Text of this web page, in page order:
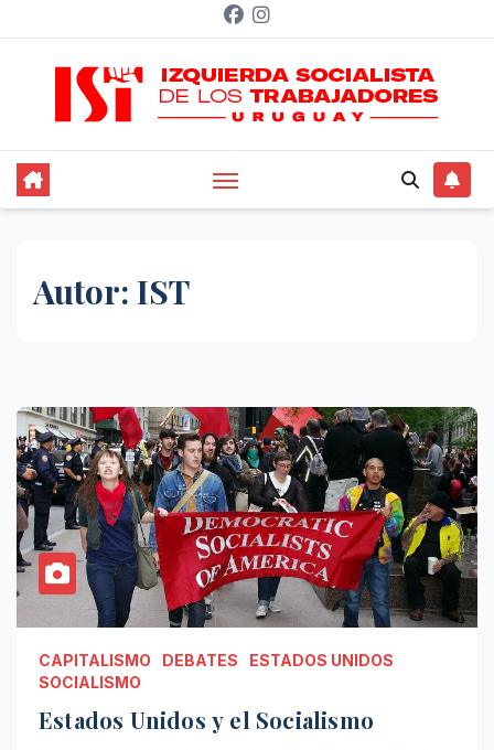
contenido
Autor: IST
CAPITALISMO DEBATES
ESTADOS UNIDOS
SOCIALISMO
Estados Unidos y el Socialismo